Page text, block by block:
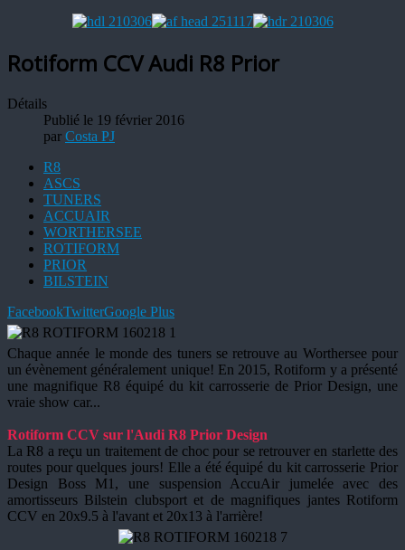
Rotiform CCV Audi R8 Prior
Détails
Publié le 19 février 2016
par Costa PJ
R8
ASCS
TUNERS
ACCUAIR
WORTHERSEE
ROTIFORM
PRIOR
BILSTEIN
FacebookTwitterGoogle Plus
Chaque année le monde des tuners se retrouve au Worthersee pour
un évènement généralement unique! En 2015, Rotiform y a présenté
une magnifique R8 équipé du kit carrosserie de Prior Design, une
vraie show car...
Rotiform CCV sur l'Audi R8 Prior Design
La R8 a reçu un traitement de choc pour se retrouver en starlette des
routes pour quelques jours! Elle a été équipé du kit carrosserie Prior
Design Boss M1, une suspension AccuAir jumelée avec des
amortisseurs Bilstein clubsport et de magnifiques jantes Rotiform
CCV en 20x9.5 à l'avant et 20x13 à l'arrière!